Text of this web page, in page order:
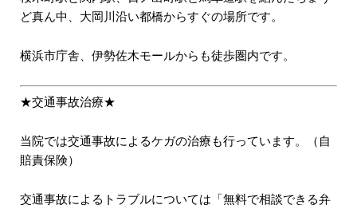
ど真ん中、大岡川沿い都橋からすぐの場所です。
横浜市庁舎、伊勢佐木モールからも徒歩圏内です。
★交通事故治療★
当院では交通事故によるケガの治療も行っています。（自
賠責保険）
交通事故によるトラブルについては「無料で相談できる弁